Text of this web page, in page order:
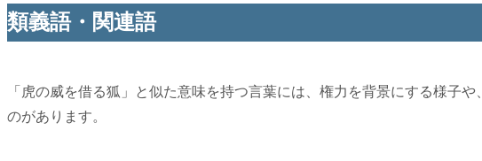
類義語・関連語
「虎の威を借る狐」と似た意味を持つ言葉には、権力を背景にする様子
のがあります。